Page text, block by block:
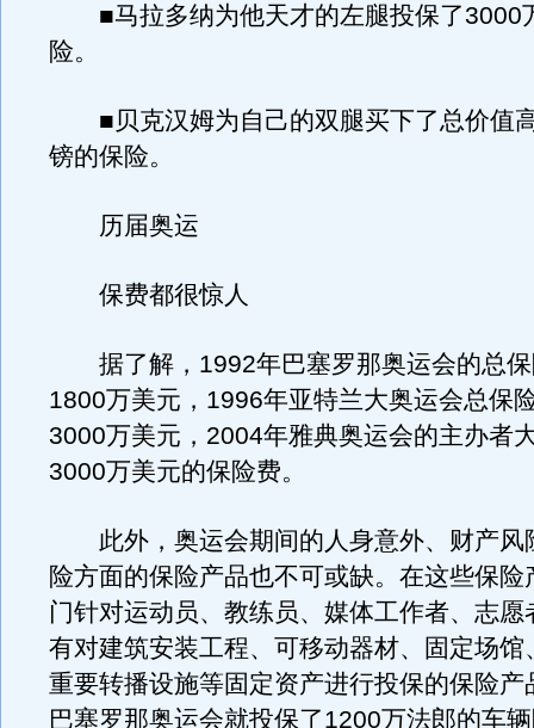
■马拉多纳为他天才的左腿投保了3000
险。
■贝克汉姆为自己的双腿买下了总价值
镑的保险。
历届奥运
保费都很惊人
据了解，1992年巴塞罗那奥运会的总保
1800万美元，1996年亚特兰大奥运会总保
3000万美元，2004年雅典奥运会的主办者
3000万美元的保险费。
此外，奥运会期间的人身意外、财产风
险方面的保险产品也不可或缺。在这些保险
门针对运动员、教练员、媒体工作者、志愿
有对建筑安装工程、可移动器材、固定场馆
重要转播设施等固定资产进行投保的保险
巴塞罗那奥运会就投保了1200万法郎的车